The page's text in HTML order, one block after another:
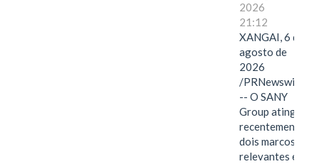
2026
21:12
XANGAI, 6 de
agosto de
2026
/PRNewswire/
-- O SANY
Group atingiu
recentemente
dois marcos
relevantes em